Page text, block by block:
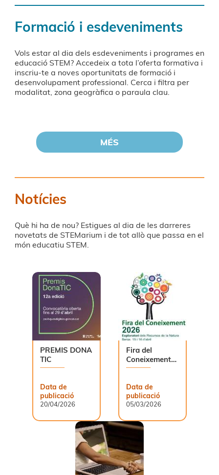
Formació i esdeveniments
Vols estar al dia dels esdeveniments i programes en
educació STEM? Accedeix a tota l’oferta formativa i
inscriu-te a noves oportunitats de formació i
desenvolupament professional. Cerca i filtra per
modalitat, zona geogràfica o paraula clau.
MÉS
PREMIS DONA
TIC
Data de
publicació
20/04/2026
Fira del
Coneixement
2026
Data de
publicació
05/03/2026
Notícies
Què hi ha de nou? Estigues al dia de les darreres
novetats de STEMarium i de tot allò que passa en el
món educatiu STEM.